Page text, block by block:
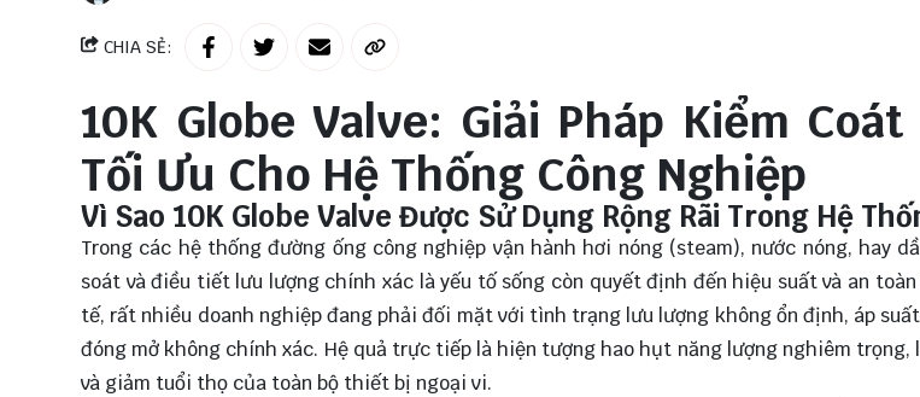
CHIA SẺ:
10K Globe Valve: Giải Pháp Kiểm
Tối Ưu Cho Hệ Thống Công Nghiệp
Vì Sao 10K Globe Valve Được Sử Dụng Rộng Rãi Trong Hệ
Trong các hệ thống đường ống công nghiệp vận hành hơi nóng (steam), nước nóng, hay
soát và điều tiết lưu lượng chính xác là yếu tố sống còn quyết định đến hiệu suất và an
tế, rất nhiều doanh nghiệp đang phải đối mặt với tình trạng lưu lượng không ổn định, áp
đóng mở không chính xác. Hệ quả trực tiếp là hiện tượng hao hụt năng lượng nghiêm trọng,
và giảm tuổi thọ của toàn bộ thiết bị ngoại vi.